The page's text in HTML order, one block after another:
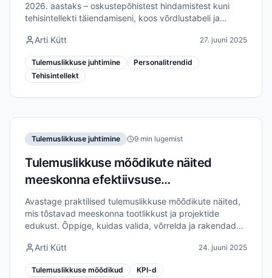
2026. aastaks – oskustepõhistest hindamistest kuni
tehisintellekti täiendamiseni, koos võrdlustabeli ja
Arti Kütt
27. juuni 2025
Tulemuslikkuse juhtimine
Personalitrendid
Tehisintellekt
Tulemuslikkuse juhtimine 9 min lugemist
Tulemuslikkuse mõõdikute näited
meeskonna efektiivsuse
parandamiseks
Avastage praktilised tulemuslikkuse mõõdikute näited,
mis tõstavad meeskonna tootlikkust ja projektide
edukust. Õppige, kuidas valida, võrrelda ja rakendada
saavutamiseks.
Arti Kütt 24. juuni 2025
Tulemuslikkuse mõõdikud
KPI-d